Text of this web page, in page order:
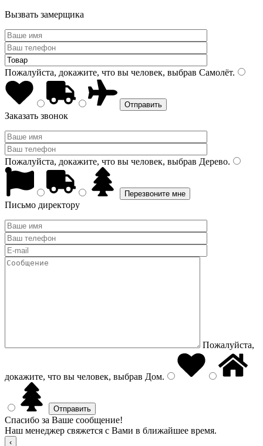
Вызвать замерщика
Пожалуйста, докажите, что вы человек, выбрав Самолёт.
Заказать звонок
Пожалуйста, докажите, что вы человек, выбрав Дерево.
Письмо директору
Пожалуйста,
докажите, что вы человек, выбрав Дом.
Спасибо за Ваше сообщение!
Наш менеджер свяжется с Вами в ближайшее время.